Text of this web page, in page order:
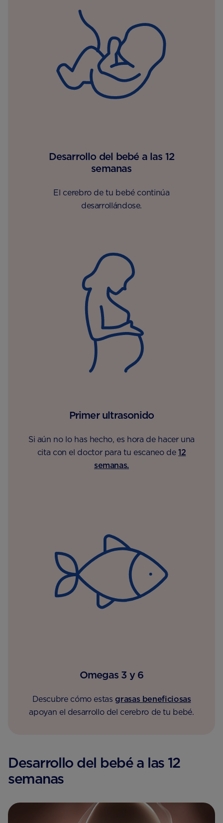
Desarrollo del bebé a las 12
semanas
El cerebro de tu bebé continúa
desarrollándose.
Primer ultrasonido
Si aún no lo has hecho, es hora de hacer una
cita con el doctor para tu escaneo de12
semanas.
Omegas 3 y 6
Descubre cómo estas grasas beneficiosas
apoyan el desarrollo del cerebro de tu bebé.
Desarrollo del bebé a las 12
semanas